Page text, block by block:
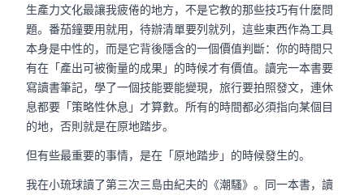
生產力文化最讓我疲倦的地方，不是它教的那些技巧有什麼問
題。番茄鐘要用就用，待辦清單要列就列，這些東西作為工具
本身是中性的，而是它背後隱含的一個價值判斷：你的時間只
有在「產出可被衡量的成果」的時候才有價值。讀完一本書要
寫讀書筆記，學了一個技能要能變現，旅行要拍照發文，連休
息都要「策略性休息」才算數。所有的時間都必須指向某個目
的地，否則就是在原地踏步。
但有些最重要的事情，是在「原地踏步」的時候發生的。
我在小琉球讀了第三次三島由紀夫的《潮騷》。同一本書，讀